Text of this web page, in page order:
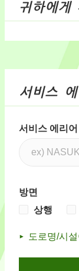
귀하에게
서비스
서비스 에리
방면
상행
도로명/시